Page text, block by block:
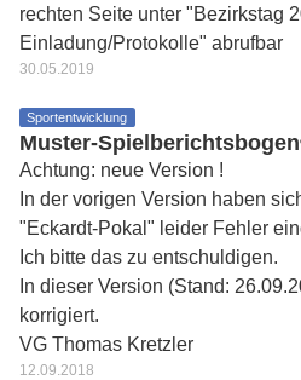
rechten Seite unter "Bezirkstag
Einladung/Protokolle" abrufbar
30.05.2019
Sportentwicklung
Muster-Spielberichtsbogen
Achtung: neue Version !
In der vorigen Version haben
"Eckardt-Pokal" leider Fehler
Ich bitte das zu entschuldigen.
In dieser Version (Stand:
korrigiert.
VG Thomas Kretzler
12.09.2018